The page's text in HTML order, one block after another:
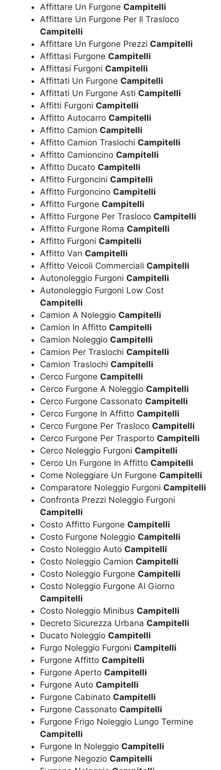
Affittare Un Furgone Campitelli
Affittare Un Furgone Per Il Trasloco
Campitelli
Affittare Un Furgone Prezzi Campitelli
Affittasi Furgone Campitelli
Affittasi Furgoni Campitelli
Affittati Un Furgone Campitelli
Affittati Un Furgone Asti Campitelli
Affitti Furgoni Campitelli
Affitto Autocarro Campitelli
Affitto Camion Campitelli
Affitto Camion Traslochi Campitelli
Affitto Camioncino Campitelli
Affitto Ducato Campitelli
Affitto Furgoncini Campitelli
Affitto Furgoncino Campitelli
Affitto Furgone Campitelli
Affitto Furgone Per Trasloco Campitelli
Affitto Furgone Roma Campitelli
Affitto Furgoni Campitelli
Affitto Van Campitelli
Affitto Veicoli Commerciali Campitelli
Autonoleggio Furgoni Campitelli
Autonoleggio Furgoni Low Cost
Campitelli
Camion A Noleggio Campitelli
Camion In Affitto Campitelli
Camion Noleggio Campitelli
Camion Per Traslochi Campitelli
Camion Traslochi Campitelli
Cerco Furgone Campitelli
Cerco Furgone A Noleggio Campitelli
Cerco Furgone Cassonato Campitelli
Cerco Furgone In Affitto Campitelli
Cerco Furgone Per Trasloco Campitelli
Cerco Furgone Per Trasporto Campitelli
Cerco Noleggio Furgoni Campitelli
Cerco Un Furgone In Affitto Campitelli
Come Noleggiare Un Furgone Campitelli
Comparatore Noleggio Furgoni Campitelli
Confronta Prezzi Noleggio Furgoni
Campitelli
Costo Affitto Furgone Campitelli
Costo Furgone Noleggio Campitelli
Costo Noleggio Auto Campitelli
Costo Noleggio Camion Campitelli
Costo Noleggio Furgone Campitelli
Costo Noleggio Furgone Al Giorno
Campitelli
Costo Noleggio Minibus Campitelli
Decreto Sicurezza Urbana Campitelli
Ducato Noleggio Campitelli
Furgo Noleggio Furgoni Campitelli
Furgone Affitto Campitelli
Furgone Aperto Campitelli
Furgone Auto Campitelli
Furgone Cabinato Campitelli
Furgone Cassonato Campitelli
Furgone Frigo Noleggio Lungo Termine
Campitelli
Furgone In Noleggio Campitelli
Furgone Negozio Campitelli